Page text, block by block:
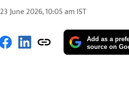
23 June 2026, 10:05 am IST
Add as a
source on